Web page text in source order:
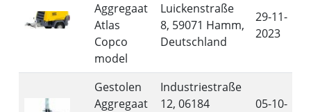
Aggregaat
Atlas
Copco
model
Luickenstraße
8, 59071 Hamm,
Deutschland
29-11-
2023
Gestolen
Aggregaat
Industriestraße
12, 06184
05-10-